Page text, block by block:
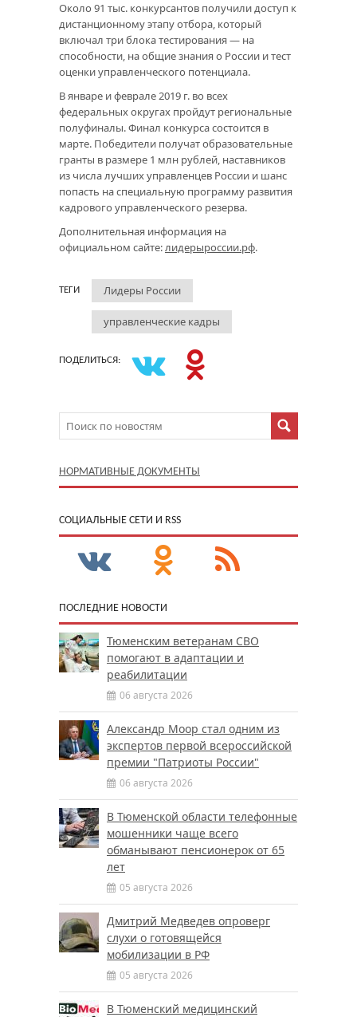
Около 91 тыс. конкурсантов получили доступ к
дистанционному этапу отбора, который
включал три блока тестирования — на
способности, на общие знания о России и тест
оценки управленческого потенциала.
В январе и феврале 2019 г. во всех
федеральных округах пройдут региональные
полуфиналы. Финал конкурса состоится в
марте. Победители получат образовательные
гранты в размере 1 млн рублей, наставников
из числа лучших управленцев России и шанс
попасть на специальную программу развития
кадрового управленческого резерва.
Дополнительная информация на
официальном сайте:лидерыроссии.рф.
ТЕГИ Лидеры России
управленческие кадры
ПОДЕЛИТЬСЯ:
НОРМАТИВНЫЕ ДОКУМЕНТЫ
CОЦИАЛЬНЫЕ СЕТИ И RSS
ПОСЛЕДНИЕ НОВОСТИ
Тюменским ветеранам СВО
помогают в адаптации и
реабилитации
06 августа 2026
Александр Моор стал одним из
экспертов первой всероссийской
премии "Патриоты России"
06 августа 2026
В Тюменской области телефонные
мошенники чаще всего
обманывают пенсионерок от 65
лет
05 августа 2026
Дмитрий Медведев опроверг
слухи о готовящейся
мобилизации в РФ
05 августа 2026
В Тюменский медицинский